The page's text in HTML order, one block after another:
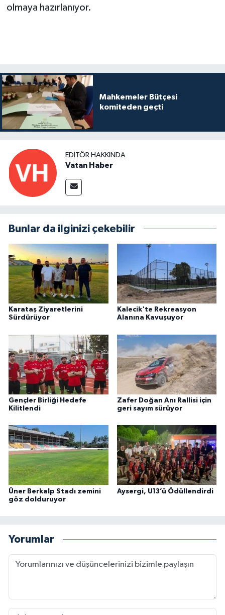
olmaya hazırlanıyor.
Mahkemeler Bütçesi
komiteden geçti
EDITÖR HAKKINDA
Vatan Haber
Bunlar da ilginizi çekebilir
Karataş Ziyaretlerini
Sürdürüyor
Kalecik'te Rekreasyon
Alanına Kavuşuyor
Gençler Birliği Hedefe
Kilitlendi
Zafer Doğan Anı Rallisi için
geri sayım sürüyor
Üner Berkalp Stadı zemini
göz dolduruyor
Aysergi, U13’ü Ödüllendirdi
Yorumlar